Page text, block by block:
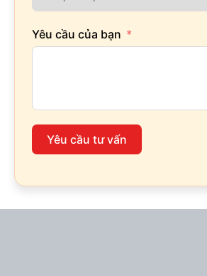
Yêu cầu của bạn
Yêu cầu tư vấn